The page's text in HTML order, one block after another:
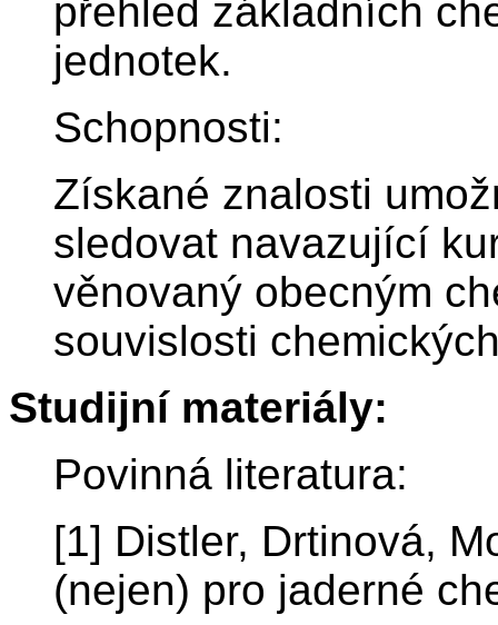
přehled základních
jednotek.
Schopnosti:
Získané znalosti
sledovat navazující
věnovaný obecným
souvislosti
Studijní materiály:
Povinná literatura:
[1] Distler, Drtinová,
(nejen) pro jaderné